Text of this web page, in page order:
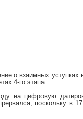
о взаимных уступках
4-го этапа.
на цифровую
поскольку в